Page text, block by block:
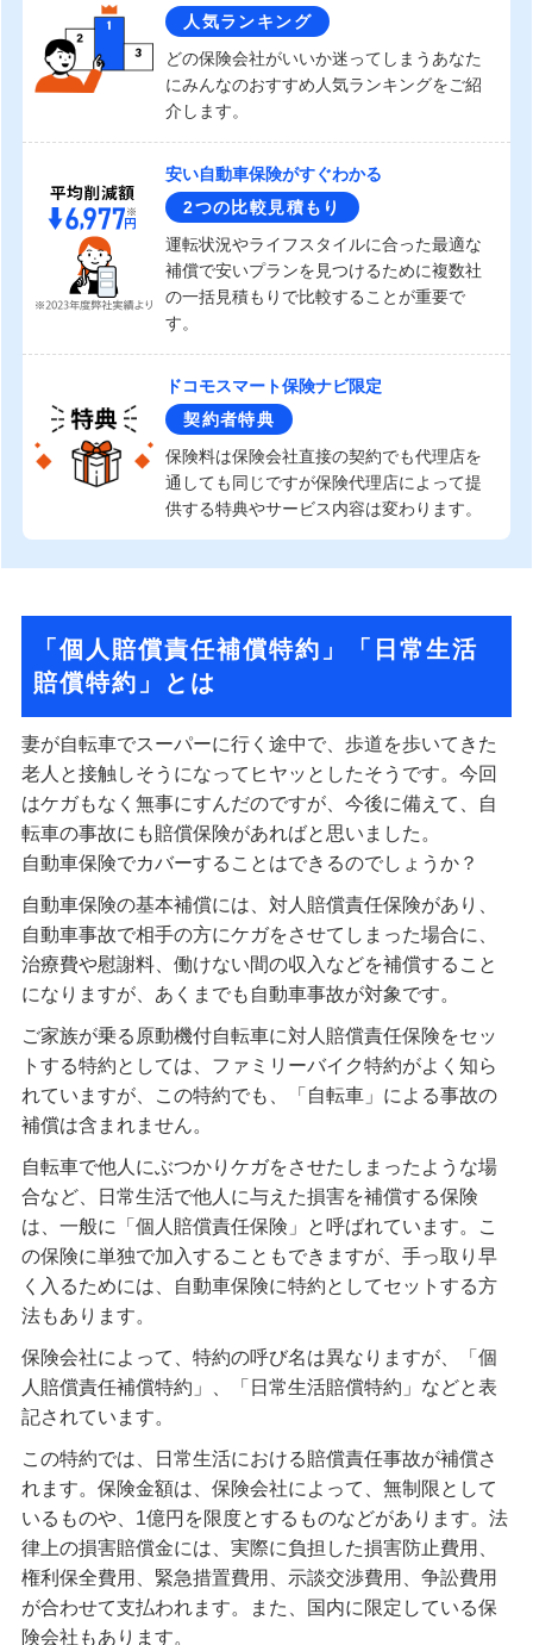
人気ランキング
どの保険会社がいいか迷ってしまうあなた
にみんなのおすすめ人気ランキングをご紹
介します。
安い自動車保険がすぐわかる
2つの比較見積もり
運転状況やライフスタイルに合った最適な
補償で安いプランを見つけるために複数社
の一括見積もりで比較することが重要で
す。
ドコモスマート保険ナビ限定
契約者特典
保険料は保険会社直接の契約でも代理店を
通しても同じですが保険代理店によって提
供する特典やサービス内容は変わります。
「個人賠償責任補償特約」「日常生活
賠償特約」とは
妻が自転車でスーパーに行く途中で、歩道を歩いてきた
老人と接触しそうになってヒヤッとしたそうです。今回
はケガもなく無事にすんだのですが、今後に備えて、自
転車の事故にも賠償保険があればと思いました。
自動車保険でカバーすることはできるのでしょうか？
自動車保険の基本補償には、対人賠償責任保険があり、
自動車事故で相手の方にケガをさせてしまった場合に、
治療費や慰謝料、働けない間の収入などを補償すること
になりますが、あくまでも自動車事故が対象です。
ご家族が乗る原動機付自転車に対人賠償責任保険をセッ
トする特約としては、ファミリーバイク特約がよく知ら
れていますが、この特約でも、「自転車」による事故の
補償は含まれません。
自転車で他人にぶつかりケガをさせたしまったような場
合など、日常生活で他人に与えた損害を補償する保険
は、一般に「個人賠償責任保険」と呼ばれています。こ
の保険に単独で加入することもできますが、手っ取り早
く入るためには、自動車保険に特約としてセットする方
法もあります。
保険会社によって、特約の呼び名は異なりますが、「個
人賠償責任補償特約」、「日常生活賠償特約」などと表
記されています。
この特約では、日常生活における賠償責任事故が補償さ
れます。保険金額は、保険会社によって、無制限として
いるものや、1億円を限度とするものなどがあります。法
律上の損害賠償金には、実際に負担した損害防止費用、
権利保全費用、緊急措置費用、示談交渉費用、争訟費用
が合わせて支払われます。また、国内に限定している保
険会社もあります。